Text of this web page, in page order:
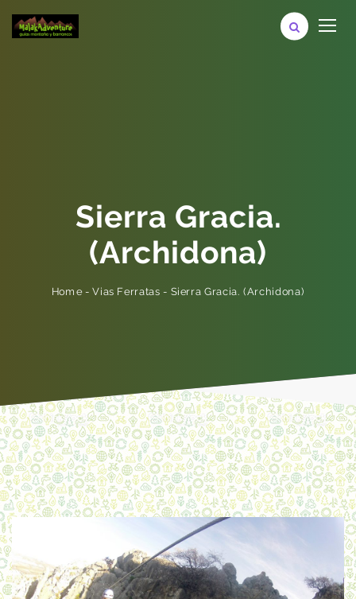
Sierra Gracia.
(Archidona)
Home-Vias Ferratas - Sierra Gracia. (Archidona)